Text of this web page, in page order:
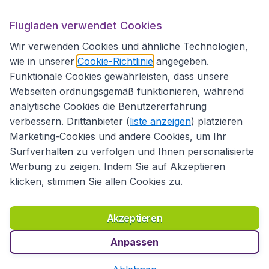
Flugladen.at
Internationale Webseiten
Richtlinien und Bedingungen
Haftungsausschluss
Datenschutzerklärung
Cookies Copyright © 2026
Flugladen verwendet Cookies
Wir verwenden Cookies und ähnliche Technologien,
wie in unserer Cookie-Richtlinie angegeben.
Funktionale Cookies gewährleisten, dass unsere
Webseiten ordnungsgemäß funktionieren, während
analytische Cookies die Benutzererfahrung
verbessern. Drittanbieter (liste anzeigen) platzieren
Marketing-Cookies und andere Cookies, um Ihr
Surfverhalten zu verfolgen und Ihnen personalisierte
Werbung zu zeigen. Indem Sie auf Akzeptieren
klicken, stimmen Sie allen Cookies zu.
Akzeptieren
Anpassen